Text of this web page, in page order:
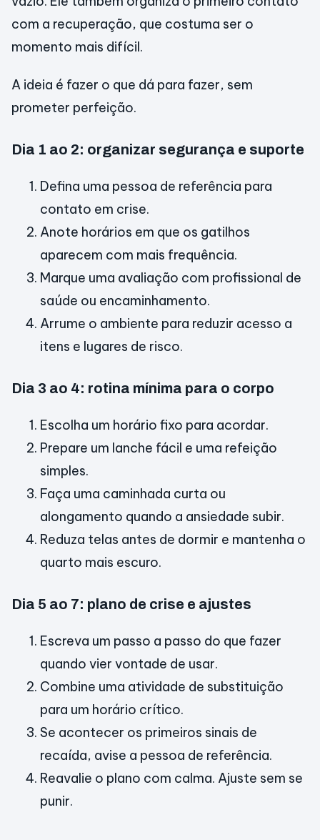
com a recuperação, que costuma ser o
momento mais difícil.
A ideia é fazer o que dá para fazer, sem
prometer perfeição.
Dia 1 ao 2: organizar segurança e suporte
Defina uma pessoa de referência para
contato em crise.
Anote horários em que os gatilhos
aparecem com mais frequência.
Marque uma avaliação com profissional de
saúde ou encaminhamento.
Arrume o ambiente para reduzir acesso a
itens e lugares de risco.
Dia 3 ao 4: rotina mínima para o corpo
Escolha um horário fixo para acordar.
Prepare um lanche fácil e uma refeição
simples.
Faça uma caminhada curta ou
alongamento quando a ansiedade subir.
Reduza telas antes de dormir e mantenha o
quarto mais escuro.
Dia 5 ao 7: plano de crise e ajustes
Escreva um passo a passo do que fazer
quando vier vontade de usar.
Combine uma atividade de substituição
para um horário crítico.
Se acontecer os primeiros sinais de
recaída, avise a pessoa de referência.
Reavalie o plano com calma. Ajuste sem se
punir.